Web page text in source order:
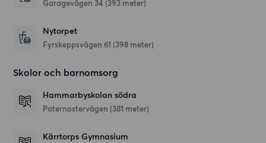
Garagevägen 34 (393 meter)
Nytorpet
Fyrskeppsvägen 61 (398 meter)
Skolor och barnomsorg
Hammarbyskolan södra
Paternostervägen (381 meter)
Kärrtorps Gymnasium